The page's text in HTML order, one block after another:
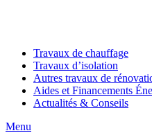
Travaux de chauffage
Travaux d’isolation
Autres travaux de
Aides et Financements
Actualités & Conseils
Menu